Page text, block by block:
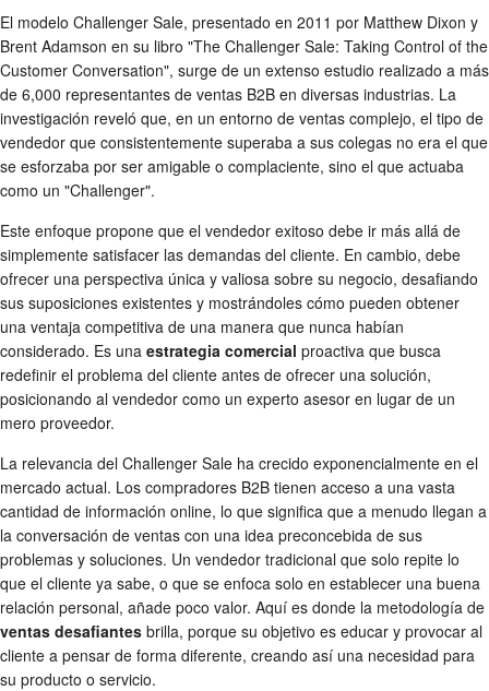
El modelo Challenger Sale, presentado en 2011 por Matthew Dixon y
Brent Adamson en su libro "The Challenger Sale: Taking Control of the
Customer Conversation", surge de un extenso estudio realizado a más
de 6,000 representantes de ventas B2B en diversas industrias. La
investigación reveló que, en un entorno de ventas complejo, el tipo de
vendedor que consistentemente superaba a sus colegas no era el que
se esforzaba por ser amigable o complaciente, sino el que actuaba
como un "Challenger".
Este enfoque propone que el vendedor exitoso debe ir más allá de
simplemente satisfacer las demandas del cliente. En cambio, debe
ofrecer una perspectiva única y valiosa sobre su negocio, desafiando
sus suposiciones existentes y mostrándoles cómo pueden obtener
una ventaja competitiva de una manera que nunca habían
considerado. Es una estrategia comercial proactiva que busca
redefinir el problema del cliente antes de ofrecer una solución,
posicionando al vendedor como un experto asesor en lugar de un
mero proveedor.
La relevancia del Challenger Sale ha crecido exponencialmente en el
mercado actual. Los compradores B2B tienen acceso a una vasta
cantidad de información online, lo que significa que a menudo llegan a
la conversación de ventas con una idea preconcebida de sus
problemas y soluciones. Un vendedor tradicional que solo repite lo
que el cliente ya sabe, o que se enfoca solo en establecer una buena
relación personal, añade poco valor. Aquí es donde la metodología de
ventas desafiantes brilla, porque su objetivo es educar y provocar al
cliente a pensar de forma diferente, creando así una necesidad para
su producto o servicio.